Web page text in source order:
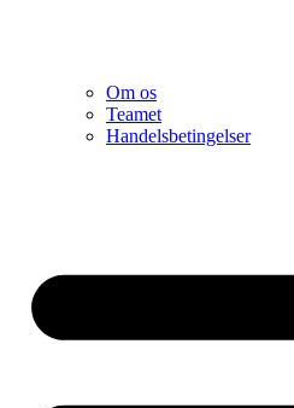
Om os
Teamet
Handelsbetingelser